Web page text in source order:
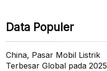
Data Populer
China, Pasar Mobil Listrik
Terbesar Global pada 2025